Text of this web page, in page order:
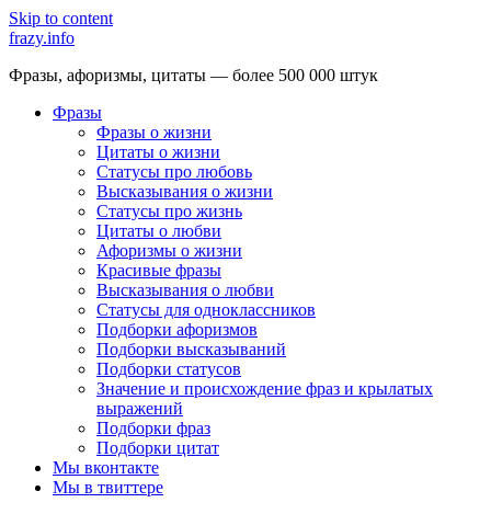
Skip to content
frazy.info
Фразы, афоризмы, цитаты — более 500 000 штук
Фразы
Фразы о жизни
Цитаты о жизни
Статусы про любовь
Высказывания о жизни
Статусы про жизнь
Цитаты о любви
Афоризмы о жизни
Красивые фразы
Высказывания о любви
Статусы для одноклассников
Подборки афоризмов
Подборки высказываний
Подборки статусов
Значение и происхождение фраз и крылатых
выражений
Подборки фраз
Подборки цитат
Мы вконтакте
Мы в твиттере